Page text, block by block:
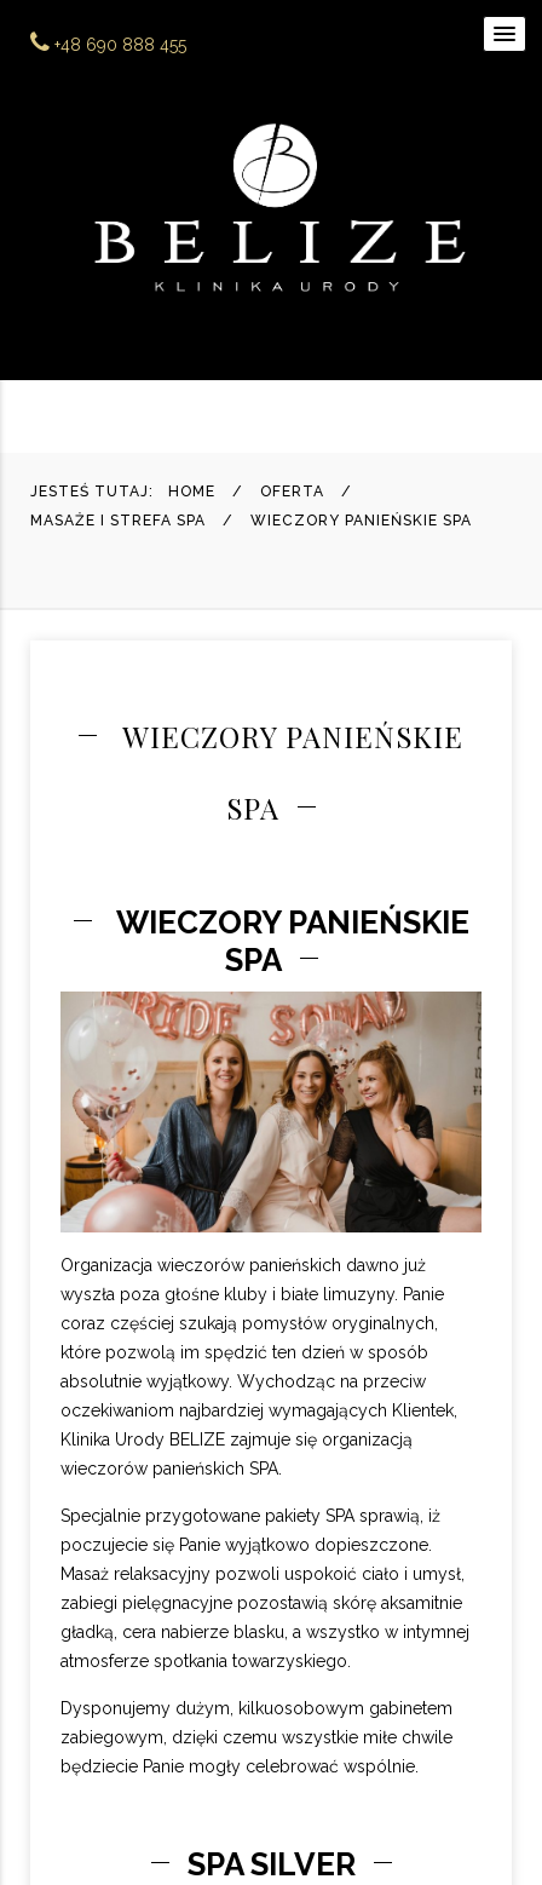
+48 690 888 455
JESTEŚ TUTAJ: HOME
OFERTA
MASAŻE I STREFA SPA
WIECZORY PANIEŃSKIE SPA
WIECZORY PANIEŃSKIE
SPA
WIECZORY PANIEŃSKIE
SPA
Organizacja wieczorów panieńskich dawno już
wyszła poza głośne kluby i białe limuzyny. Panie
coraz częściej szukają pomysłów oryginalnych,
które pozwolą im spędzić ten dzień w sposób
absolutnie wyjątkowy. Wychodząc na przeciw
oczekiwaniom najbardziej wymagających Klientek,
Klinika Urody BELIZE zajmuje się organizacją
wieczorów panieńskich SPA.
Specjalnie przygotowane pakiety SPA sprawią, iż
poczujecie się Panie wyjątkowo dopieszczone.
Masaż relaksacyjny pozwoli uspokoić ciało i umysł,
zabiegi pielęgnacyjne pozostawią skórę aksamitnie
gładką, cera nabierze blasku, a wszystko w intymnej
atmosferze spotkania towarzyskiego.
Dysponujemy dużym, kilkuosobowym gabinetem
zabiegowym, dzięki czemu wszystkie miłe chwile
będziecie Panie mogły celebrować wspólnie.
SPA SILVER